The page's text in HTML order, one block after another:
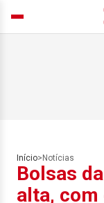
Início> Notícias
Bolsas
alta, com